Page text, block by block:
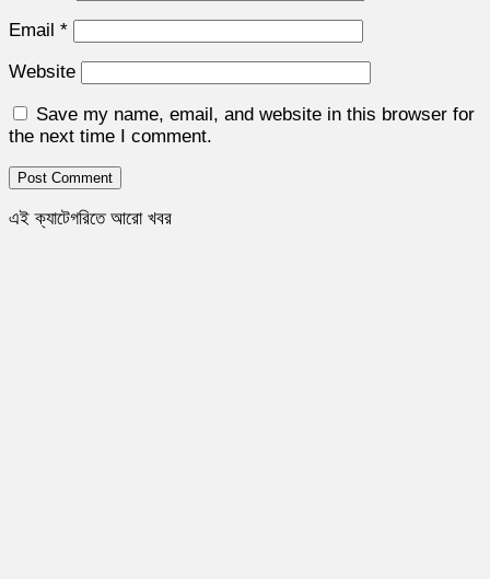
Email *
Website
Save my name, email, and website in this browser for
the next time I comment.
এই ক্যাটেগরিতে আরো খবর